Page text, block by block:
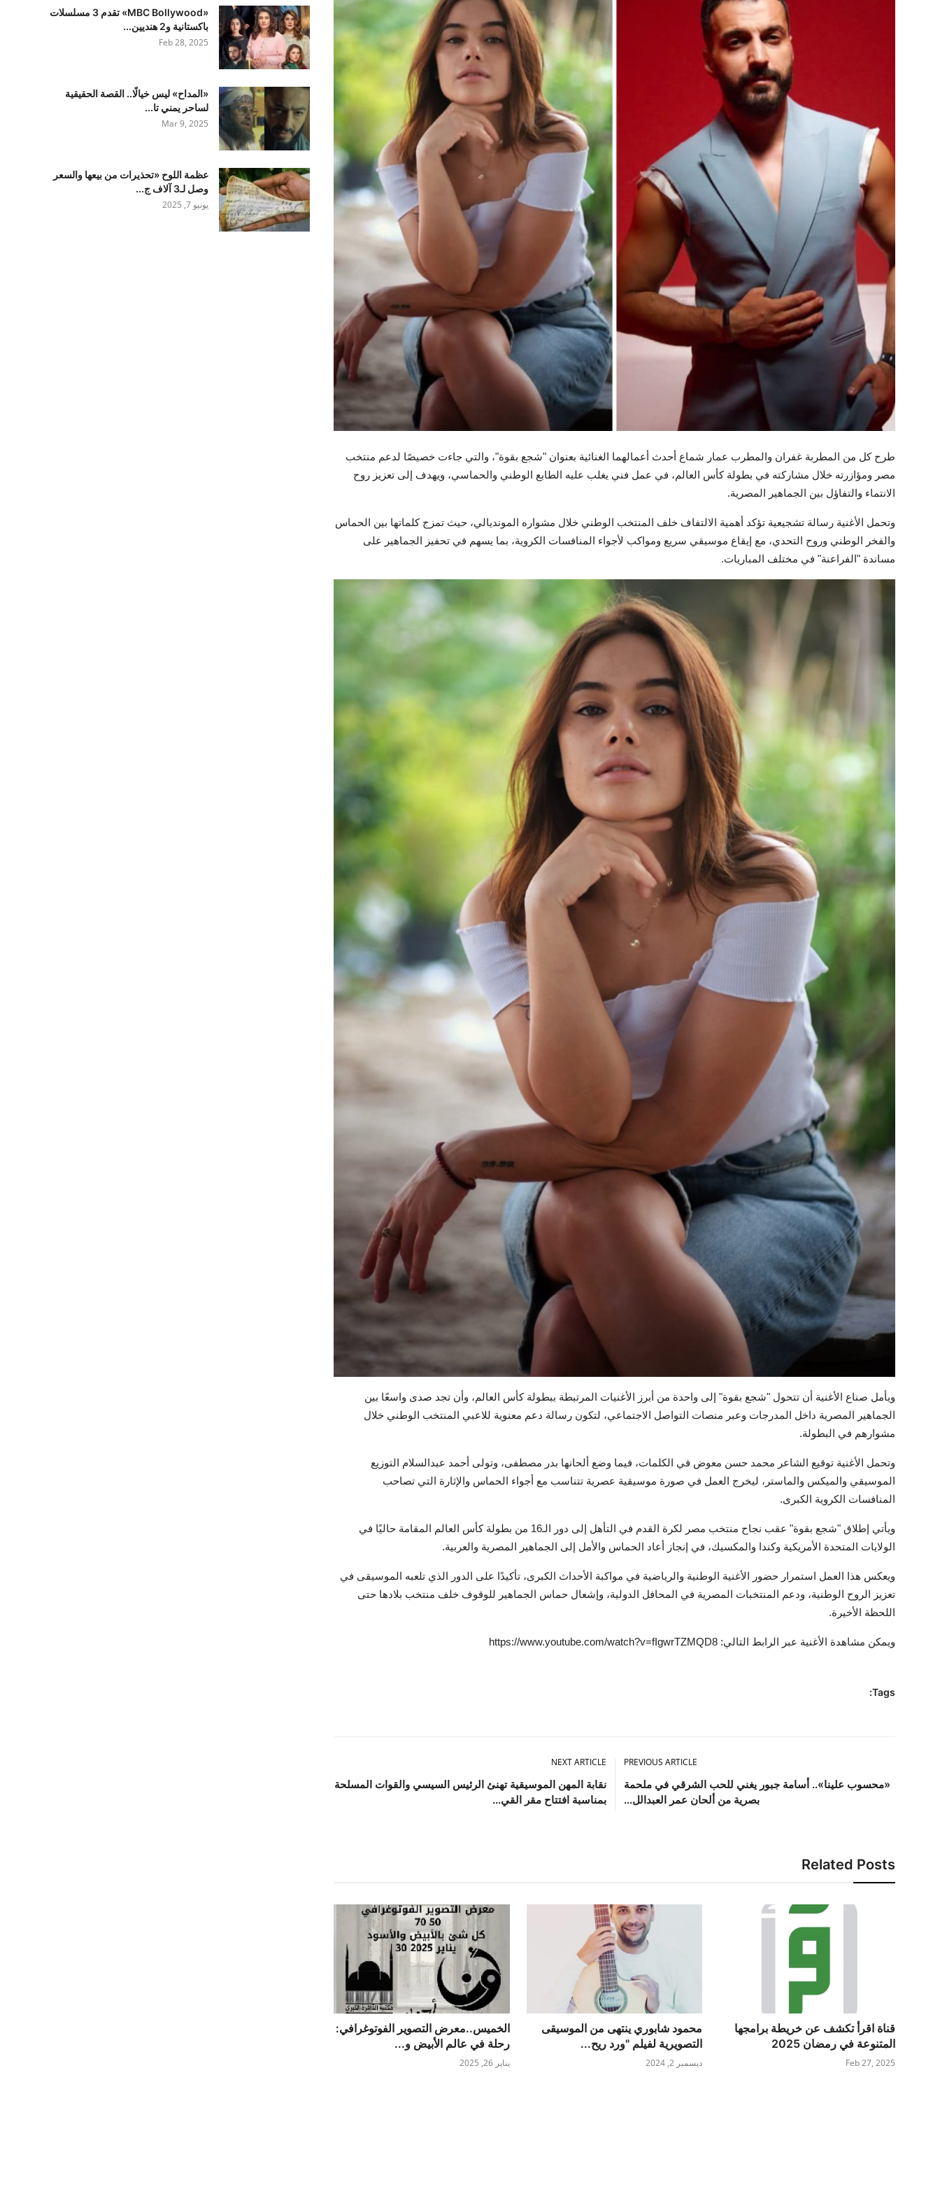
المجتمع والمنوعات
أراء و مقالات
طرح كل من المطربة غفران والمطرب عمار شماع أحدث أعمالهما الغنائية بعنوان "شجع بقوة"، والتي جاءت خصيصًا لدعم منتخب
مصر ومؤازرته خلال مشاركته في بطولة كأس العالم، في عمل فني يغلب عليه الطابع الوطني والحماسي، ويهدف إلى تعزيز روح
الانتماء والتفاؤل بين الجماهير المصرية.
وتحمل الأغنية رسالة تشجيعية تؤكد أهمية الالتفاف خلف المنتخب الوطني خلال مشواره المونديالي، حيث تمزج كلماتها بين الحماس
والفخر الوطني وروح التحدي، مع إيقاع موسيقي سريع ومواكب لأجواء المنافسات الكروية، بما يسهم في تحفيز الجماهير على
مساندة "الفراعنة" في مختلف المباريات.
ويأمل صناع الأغنية أن تتحول "شجع بقوة" إلى واحدة من أبرز الأغنيات المرتبطة ببطولة كأس العالم، وأن تجد صدى واسعًا بين
الجماهير المصرية داخل المدرجات وعبر منصات التواصل الاجتماعي، لتكون رسالة دعم معنوية للاعبي المنتخب الوطني خلال
مشوارهم في البطولة.
وتحمل الأغنية توقيع الشاعر محمد حسن معوض في الكلمات، فيما وضع ألحانها بدر مصطفى، وتولى أحمد عبدالسلام التوزيع
الموسيقي والميكس والماستر، ليخرج العمل في صورة موسيقية عصرية تتناسب مع أجواء الحماس والإثارة التي تصاحب
المنافسات الكروية الكبرى.
ويأتي إطلاق "شجع بقوة" عقب نجاح منتخب مصر لكرة القدم في التأهل إلى دور الـ16 من بطولة كأس العالم المقامة حاليًا في
الولايات المتحدة الأمريكية وكندا والمكسيك، في إنجاز أعاد الحماس والأمل إلى الجماهير المصرية والعربية.
ويعكس هذا العمل استمرار حضور الأغنية الوطنية والرياضية في مواكبة الأحداث الكبرى، تأكيدًا على الدور الذي تلعبه الموسيقى في
تعزيز الروح الوطنية، ودعم المنتخبات المصرية في المحافل الدولية، وإشعال حماس الجماهير للوقوف خلف منتخب بلادها حتى
اللحظة الأخيرة.
ويمكن مشاهدة الأغنية عبر الرابط التالي: https://www.youtube.com/watch?v=fIgwrTZMQD8
Tags:
PREVIOUS ARTICLE
«محسوب علينا».. أسامة جبور يغني للحب الشرقي في ملحمة
بصرية من ألحان عمر العبدالل...
NEXT ARTICLE
نقابة المهن الموسيقية تهنئ الرئيس السيسي والقوات المسلحة
بمناسبة افتتاح مقر القي...
Related Posts
قناة اقرأ تكشف عن خريطة برامجها
المتنوعة في رمضان 2025
Feb 27, 2025
محمود شابوري ينتهى من الموسيقى
التصويرية لفيلم "ورد ريح...
ديسمبر 2, 2024
الخميس..معرض التصوير الفوتوغرافي:
رحلة في عالم الأبيض و...
يناير 26, 2025
«MBC Bollywood» تقدم 3 مسلسلات
باكستانية و2 هنديين...
Feb 28, 2025
«المداح» ليس خيالًا.. القصة الحقيقية
لساحر يمني تا...
Mar 9, 2025
عظمة اللوح «تحذيرات من بيعها والسعر
وصل لـ3 آلاف ج...
يونيو 7, 2025